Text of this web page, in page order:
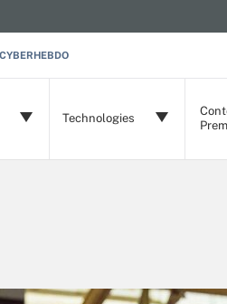
CYBERHEBDO
Technologies